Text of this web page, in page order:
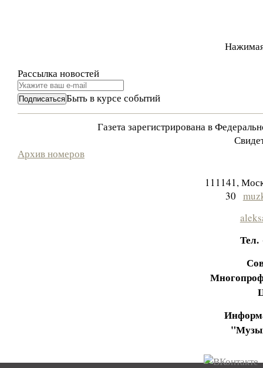
Рассылка новостей
Быть в курсе событий
Газета зарегистрирована в
Архив номеров
111141,
30
Тел.